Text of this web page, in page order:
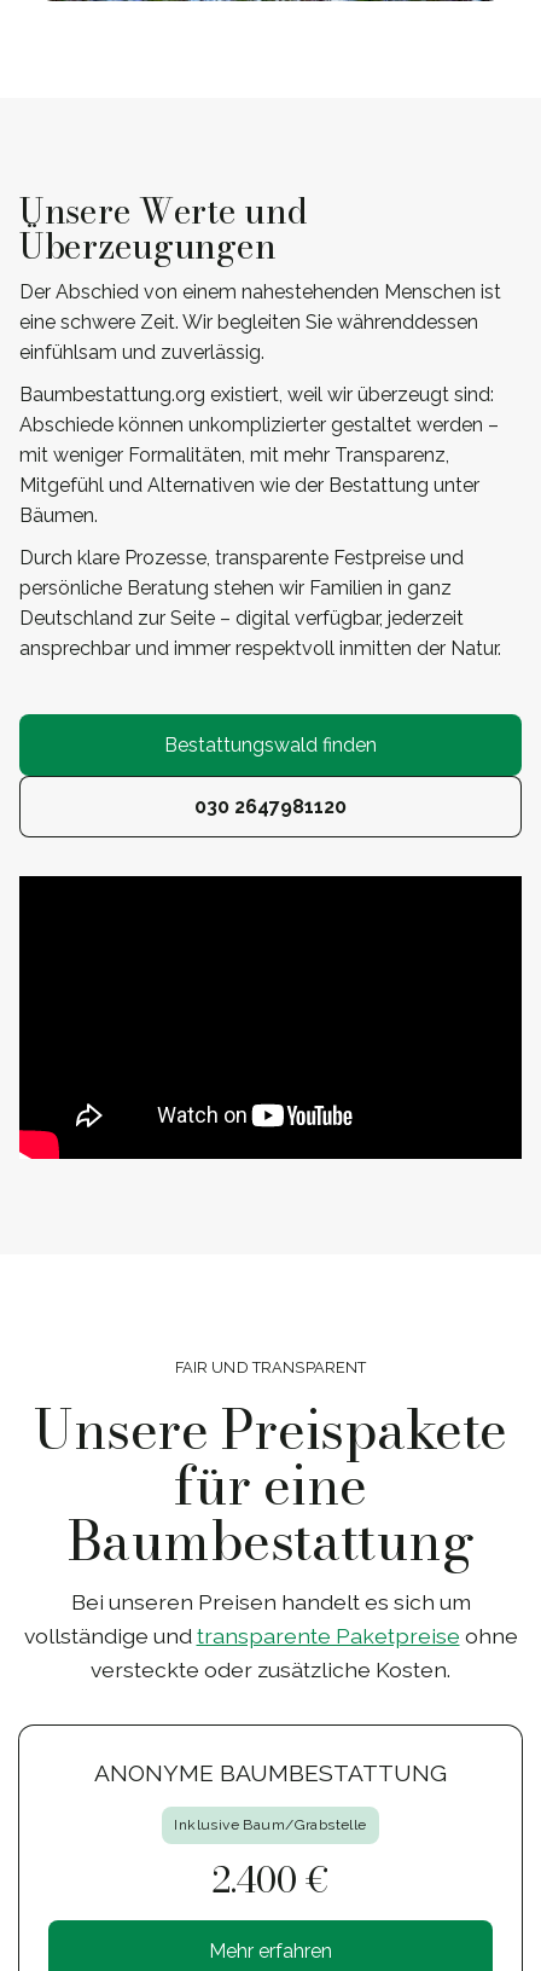
Unsere Werte und
Überzeugungen
Der Abschied von einem nahestehenden Menschen ist
eine schwere Zeit. Wir begleiten Sie währenddessen
einfühlsam und zuverlässig.
Baumbestattung.org existiert, weil wir überzeugt sind:
Abschiede können unkomplizierter gestaltet werden –
mit weniger Formalitäten, mit mehr Transparenz,
Mitgefühl und Alternativen wie der Bestattung unter
Bäumen.
Durch klare Prozesse, transparente Festpreise und
persönliche Beratung stehen wir Familien in ganz
Deutschland zur Seite – digital verfügbar, jederzeit
ansprechbar und immer respektvoll inmitten der Natur.
Bestattungswald finden
030 2647981120
FAIR UND TRANSPARENT
Unsere Preispakete
für eine
Baumbestattung
Bei unseren Preisen handelt es sich um
vollständige und transparente Paketpreise ohne
versteckte oder zusätzliche Kosten.
ANONYME BAUMBESTATTUNG
Inklusive Baum/Grabstelle
2.400 €
Mehr erfahren